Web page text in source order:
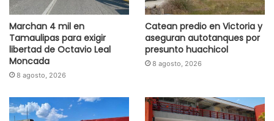
Marchan 4 mil en
Tamaulipas para exigir
libertad de Octavio Leal
Moncada
8 agosto, 2026
Catean predio en Victoria y
aseguran autotanques por
presunto huachicol
8 agosto, 2026